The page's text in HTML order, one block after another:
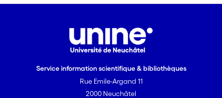
Service information scientifique & bibliothèques
Rue Emile-Argand 11
2000 Neuchâtel